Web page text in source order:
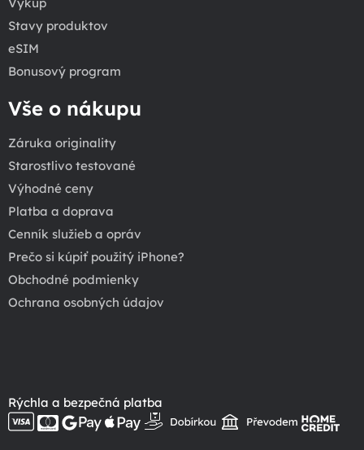
Stavy produktov
eSIM
Bonusový program
Vše o nákupu
Záruka originality
Starostlivo testované
Výhodné ceny
Platba a doprava
Cenník služieb a opráv
Prečo si kúpiť použitý iPhone?
Obchodné podmienky
Ochrana osobných údajov
Rýchla a bezpečná platba